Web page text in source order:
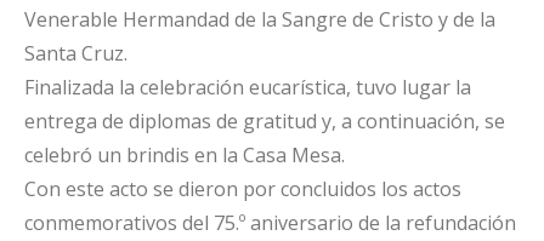
Venerable Hermandad de la Sangre de Cristo y de la
Santa Cruz.
Finalizada la celebración eucarística, tuvo lugar la
entrega de diplomas de gratitud y, a continuación, se
celebró un brindis en la Casa Mesa.
Con este acto se dieron por concluidos los actos
conmemorativos del 75.º aniversario de la refundación